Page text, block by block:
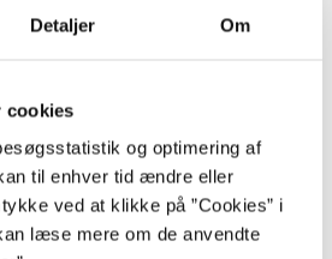
Detaljer Om
cookies
og optimering af
til enhver tid ændre eller
ved at klikke på ”Cookies” i
læse mere om de anvendte
...
...
...